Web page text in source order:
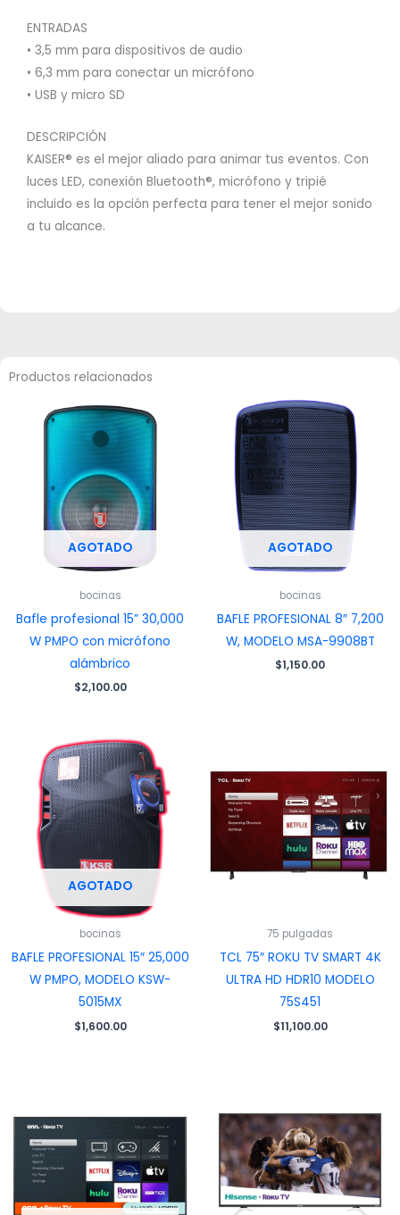
ENTRADAS
• 3,5 mm para dispositivos de audio
• 6,3 mm para conectar un micrófono
• USB y micro SD
DESCRIPCIÓN
KAISER® es el mejor aliado para animar tus eventos. Con
luces LED, conexión Bluetooth®, micrófono y tripié
incluido es la opción perfecta para tener el mejor sonido
a tu alcance.
Productos relacionados
AGOTADO
bocinas
Bafle profesional 15” 30,000
W PMPO con micrófono
alámbrico
$2,100.00
AGOTADO
bocinas
BAFLE PROFESIONAL 8″ 7,200
W, MODELO MSA-9908BT
$1,150.00
AGOTADO
bocinas
BAFLE PROFESIONAL 15″ 25,000
W PMPO, MODELO KSW-
5015MX
$1,600.00
75 pulgadas
TCL 75″ ROKU TV SMART 4K
ULTRA HD HDR10 MODELO
75S451
$11,100.00